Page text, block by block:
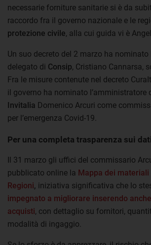
necessarie forniture sanitarie si è da
raccordo fra il governo nazionale e le
protezione civile, alla cui guida vi è
Un suo decreto del 2 marzo ha nominato
delegato di Consip, Cristiano Cannarsa,
Fra le misure contenute nel decreto
il governo ha nominato l’amministratore
Invitalia Domenico Arcuri come
per l’emergenza Covid-19.
Per una completa trasparenza sui dati
Il 31 marzo gli uffici del commissario
pubblicato online la Mappa dei
Regioni, iniziativa significativa che lo
impegnato a migliorare inserendo
acquisti, con dettaglio su fornitori,
modalità di ingaggio.